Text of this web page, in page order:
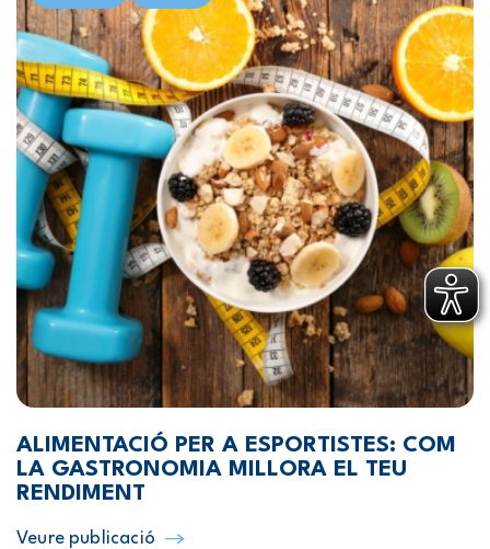
ALIMENTACIÓ PER A ESPORTISTES: COM
LA GASTRONOMIA MILLORA EL TEU
RENDIMENT
Veure publicació